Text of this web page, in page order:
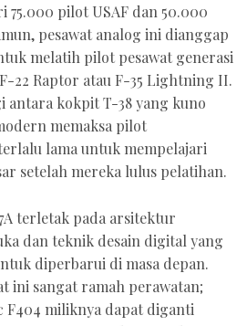
pilot USAF dan 50.000
pesawat analog ini dianggap
melatih pilot pesawat generasi
22 Raptor atau F-35 Lightning II.
antara kokpit T-38 yang kuno
memaksa pilot
lama untuk mempelajari
setelah mereka lulus pelatihan.
terletak pada arsitektur
dan teknik desain digital yang
diperbarui di masa depan.
ini sangat ramah perawatan;
F404 miliknya dapat diganti